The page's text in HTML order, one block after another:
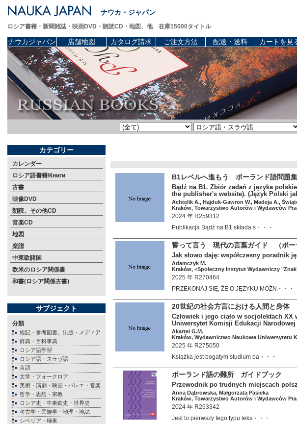
ナウカ・ジャパン
ロシア書籍・新聞雑誌・映画DVD・朗読CD・地図、他 在庫15000タイトル
ナウカジャパン 店舗地図 カタログ請求 ご注文方法 配送・送料 カートを見
カテゴリー
カレンダー
ロシア語書籍/Книги
古書
映像DVD
朗読、その他CD
音楽CD
地図
楽譜
中東欧諸国
欧米のロシア関係書
和書(ロシア関係古書)
サブジェクト
分類
総記・参考図書、出版・メディア
辞典・百科事典
ロシア語学習
ロシア語・スラヴ語
言語
文学・フォークロア
美術・演劇・映画・バレエ・音楽
哲学・思想・宗教
ロシア史・中東欧史・世界史
考古学・民族学・地理・地誌
シベリア・極東
B1レベルへ進もう ポーランド語問題
Bądź na B1. Zbiór zadań z języka
the publisher's website). (Język Polski
Achtelik A., Hajduk-Gawron W., Madeja A.,
Kraków, Towarzystwo Autorów i Wydawców
2024 年 R259312
Publikacja Bądź na B1 składa s・・・
誓って言う 現代の言葉ガイド （ポー
Jak słowo daję: współczesny poradnik
Adamczyk M.
Kraków, <Społeczny Instytut Wydawniczy
2025 年 R270464
PRZEKONAJ SIĘ, ŻE O JĘZYKU MOŻN・・・
20世紀の社会方言における人間と身体
Człowiek i jego ciało w socjolektach
Uniwersytet Komisji Edukacji Narodowej
Akartel G.M.
Kraków, Wydawnictwo Naukowe Uniwersytetu
2025 年 R275050
Książka jest bogatym studium ba・・・
ポーランド語の難所 ガイドブック
Przewodnik po trudnych miejscach
Anna Dąbrowska, Małgorzata Pasieka
Kraków, Towarzystwo Autorów i Wydawców
2024 年 R263342
Jest to pierwszy tego typu leks・・・